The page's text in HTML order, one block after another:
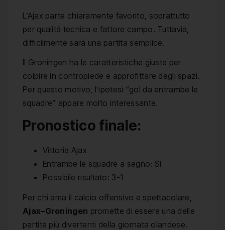
L’Ajax parte chiaramente favorito, soprattutto
per qualità tecnica e fattore campo. Tuttavia,
difficilmente sarà una partita semplice.
Il Groningen ha le caratteristiche giuste per
colpire in contropiede e approfittare degli spazi.
Per questo motivo, l’ipotesi “gol da entrambe le
squadre” appare molto interessante.
Pronostico finale:
Vittoria Ajax
Entrambe le squadre a segno: Sì
Possibile risultato: 3-1
Per chi ama il calcio offensivo e spettacolare,
Ajax–Groningen promette di essere una delle
partite più divertenti della giornata olandese.